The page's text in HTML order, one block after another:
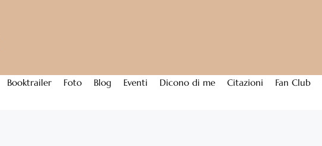
Booktrailer Foto Blog Eventi Dicono di me Citazioni Fan Club